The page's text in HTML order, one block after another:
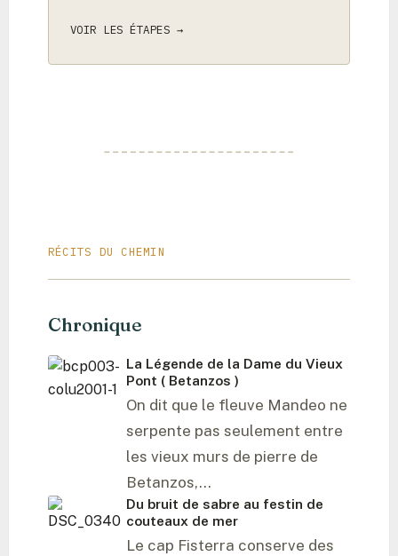
du Montejurra
compagnons de route
Barbadelo – La mémoire de pierre du
monastère au bord du chemin
Belorado – La porte de cuir et de pierre entre
les mondes
Bercianos del Real Camino – Le village des
colons dans la mer dorée de la Tierra de
VOIR LES ÉTAPES →
RÉCITS DU CHEMIN
Chronique
La Légende de la Dame du Vieux
Pont ( Betanzos )
On dit que le fleuve Mandeo ne
serpente pas seulement entre
les vieux murs de pierre de
Betanzos,…
Du bruit de sabre au festin de
couteaux de mer
Le cap Fisterra conserve des